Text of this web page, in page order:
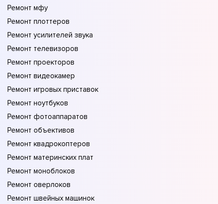
Ремонт мфу
Ремонт плоттеров
Ремонт усилителей звука
Ремонт телевизоров
Ремонт проекторов
Ремонт видеокамер
Ремонт игровых приставок
Ремонт ноутбуков
Ремонт фотоаппаратов
Ремонт объективов
Ремонт квадрокоптеров
Ремонт материнских плат
Ремонт моноблоков
Ремонт оверлоков
Ремонт швейных машинок